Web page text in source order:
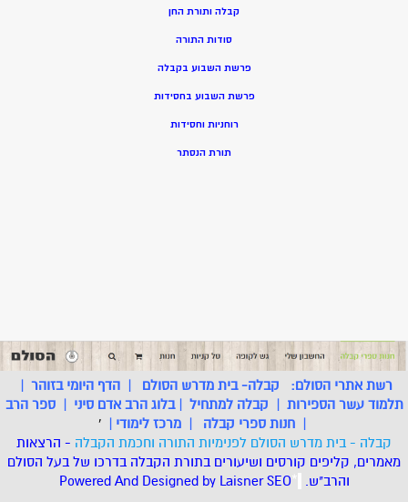
קבלה ותורת החן
סודות התורה
פרשת השבוע בקבלה
פרשת השבוע בחסידות
רוחניות וחסידות
תורת הנסתר
רשת אתרי הסולם: קבלה- בית מדרש הסולם |הדף היומי בזוהר |
תלמוד עשר הספירות | קבלה למתחיל |בלוג הרב אדם סיני |ספר הרב
| חנות ספרי קבלה | מרכז לימודי |
'
קבלה - בית מדרש הסולם לפנימיות התורה וחכמת הקבלה - הרצאות
מאמרים, קליפים קורסים ושיעורים בתורת הקבלה בדרכו של בעל הסולם
והרב"ש. *
Powered And Designed by LaisnerSEO